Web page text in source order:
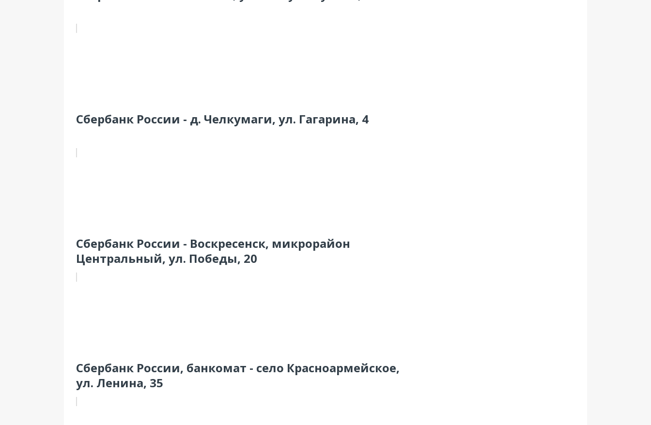
Сбербанк России - д. Челкумаги, ул. Гагарина, 4
Сбербанк России - Воскресенск, микрорайон
Центральный, ул. Победы, 20
Сбербанк России, банкомат - село Красноармейское,
ул. Ленина, 35